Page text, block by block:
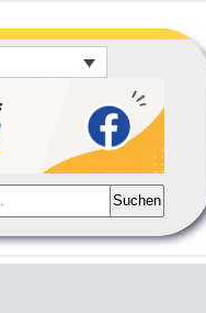
Suchen